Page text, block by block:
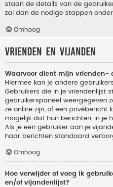
staan de details van de
zal dan de nodige stappen
Omhoog
Vrienden en vijanden
Waarvoor dient mijn vrienden-
Hiermee kan je andere
Gebruikers die in je vriendenlijst
gebruikerspaneel weergegeven
ze online zijn, of een privébericht
mogelijk dat hun berichten, in je
Als je een gebruiker aan je
haar berichten standaard
Omhoog
Hoe verwijder of voeg ik
en/of vijandenlijst?